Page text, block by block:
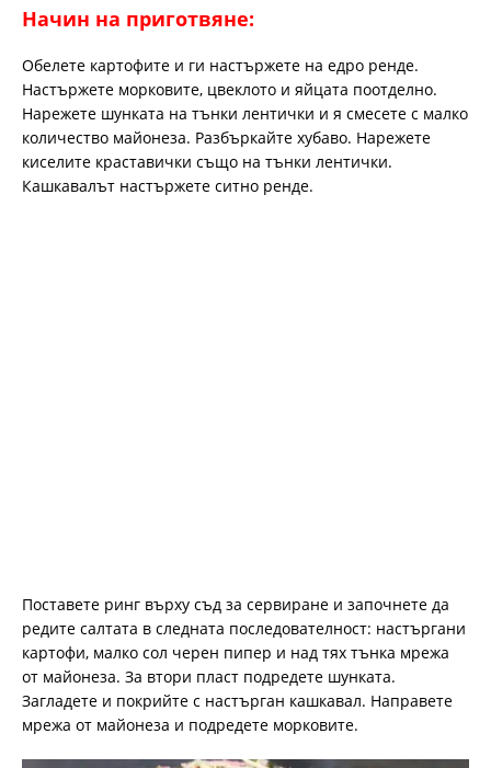
Начин на приготвяне:
Обелете картофите и ги настържете на едро ренде.
Настържете морковите, цвеклото и яйцата поотделно.
Нарежете шунката на тънки лентички и я смесете с малко
количество майонеза. Разбъркайте хубаво. Нарежете
киселите краставички също на тънки лентички.
Кашкавалът настържете ситно ренде.
Поставете ринг върху съд за сервиране и започнете да
редите салтата в следната последователност: настъргани
картофи, малко сол черен пипер и над тях тънка мрежа
от майонеза. За втори пласт подредете шунката.
Загладете и покрийте с настърган кашкавал. Направете
мрежа от майонеза и подредете морковите.